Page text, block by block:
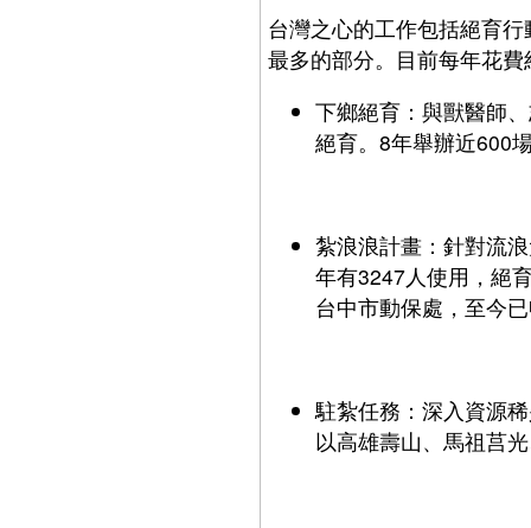
台灣之心的工作包括絕育
最多的部分。目前每年花
下鄉絕育：與獸醫師
絕育。8年舉辦近600
紮浪浪計畫：針對流
年有3247人使用，絕
台中市動保處，至今
駐紮任務：深入資源
以高雄壽山、馬祖莒